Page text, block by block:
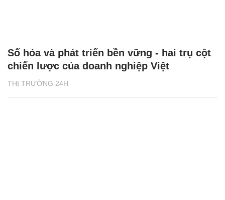
THỊ TRƯỜNG 24H
Số hóa và phát triển bền vững - hai trụ cột
chiến lược của doanh nghiệp Việt